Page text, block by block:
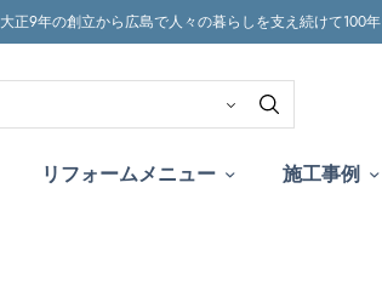
大正9年の創立から広島で人々の暮らしを支え続けて100年
リフォームメニュー 施工事例